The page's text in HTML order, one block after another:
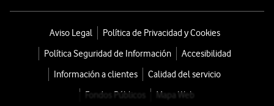
Aviso Legal
Política de Privacidad y Cookies
Política Seguridad de Información
Accesibilidad
Información a clientes
Calidad del servicio
Fondos Públicos
Mapa Web